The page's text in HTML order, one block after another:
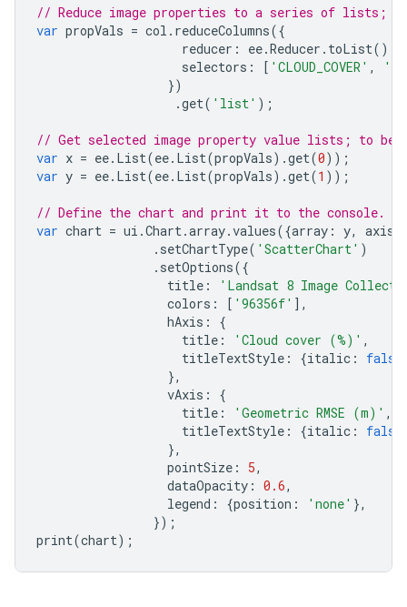
// Reduce image properties to a series of lists;
var propVals = col . reduceColumns({
reducer : ee.Reducer . toList().
selectors : [ 'CLOUD_COVER' ,
})
.get( 'list' );
// Get selected image property value lists; to be
var x = ee. List(ee. List(propVals).get(0));
var y = ee. List(ee. List(propVals).get(1 ));
// Define the chart and print it to the console.
var chart = ui .Chart .array.values({array : y, axis
. setChartType( 'ScatterChart' )
. setOptions({
title :
'Landsat 8 Image
colors : [ '96356f' ],
hAxis :
{
title : 'Cloud cover (%)' ,
titleTextStyle : {italic : false
},
vAxis :
{
title : 'Geometric RMSE (m)' ,
titleTextStyle : {italic : false
},
pointSize : 5,
dataOpacity : 0.6,
legend : {position : 'none' },
});
print(chart);